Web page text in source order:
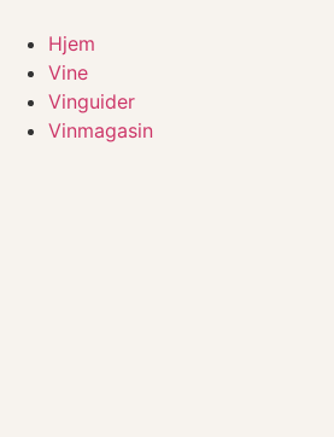
indhold
Hjem
Vine
Vinguider
Vinmagasin